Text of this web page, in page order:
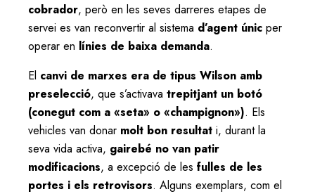
cobrador, però en les seves darreres etapes de
servei es van reconvertir al sistema d’agent únic per
operar en línies de baixa demanda.
El canvi de marxes era de tipus Wilson amb
preselecció, que s’activava trepitjant un botó
(conegut com a «seta» o «champignon»). Els
vehicles van donar molt bon resultat i, durant la
seva vida activa, gairebé no van patir
modificacions, a excepció de les fulles de les
portes i els retrovisors. Alguns exemplars, com el